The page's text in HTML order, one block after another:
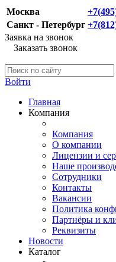
Москва
Санкт - Петербург
Заявка на звонок
Заказать звонок
Войти
Главная
Компания
Компания
О компании
Лицензии и
Наше
Сотрудники
Контакты
Вакансии
Политика
Партнёры и
Реквизиты
Новости
Каталог